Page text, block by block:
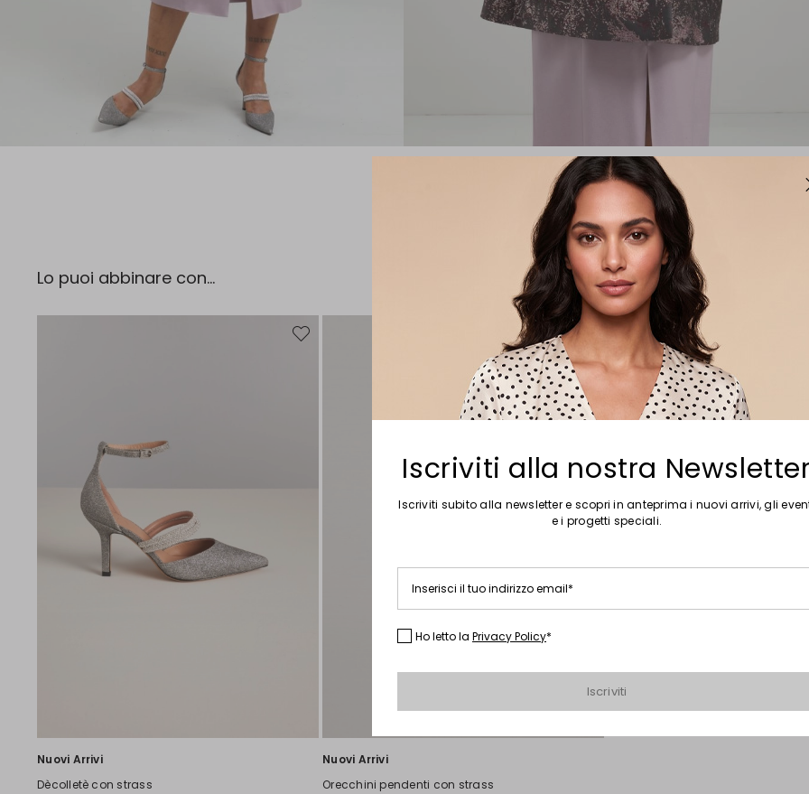
Lo puoi abbinare con...
Nuovi Arrivi
Dècolletè con strass
Sposta nella wishlist
Nuovi Arrivi
Orecchini pendenti con strass
Sposta nella wishlist
Iscriviti alla nostra Newsletter
Iscriviti subito alla newsletter e scopri in anteprima i nuovi arrivi, gli
e i progetti speciali.
Inserisci il tuo indirizzo email*
Ho letto la Privacy Policy*
Iscriviti